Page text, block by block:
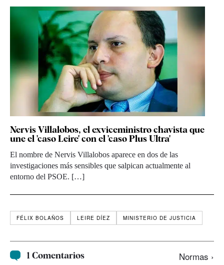
Nervis Villalobos, el exviceministro chavista que
une el 'caso Leire' con el 'caso Plus Ultra'
El nombre de Nervis Villalobos aparece en dos de las
investigaciones más sensibles que salpican actualmente al
entorno del PSOE. […]
FÉLIX BOLAÑOS LEIRE DÍEZ MINISTERIO DE JUSTICIA
1 Comentarios Normas ›